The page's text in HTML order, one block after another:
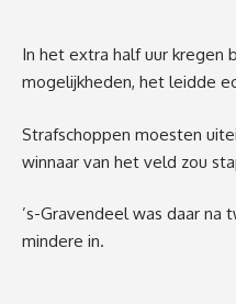
In het extra half uur kregen
mogelijkheden, het leidde
Strafschoppen moesten
winnaar van het veld zou
’s-Gravendeelwas daar na
mindere in.